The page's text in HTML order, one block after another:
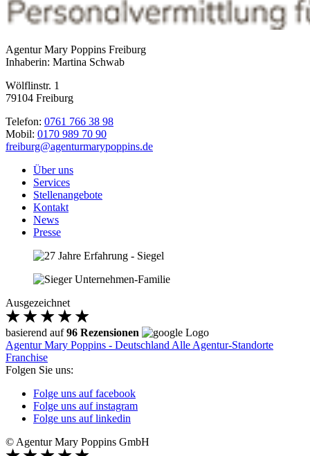
Agentur Mary Poppins Freiburg
Inhaberin: Martina Schwab
Wölflinstr. 1
79104 Freiburg
Telefon: 0761 766 38 98
Mobil: 0170 989 70 90
freiburg@agenturmarypoppins.de
Über uns
Services
Stellenangebote
Kontakt
News
Presse
Ausgezeichnet
basierend auf96 Rezensionen
Agentur Mary Poppins - DeutschlandAlle Agentur-Standorte
Franchise
Folgen Sie uns:
Folge uns auf facebook
Folge uns auf instagram
Folge uns auf linkedin
© Agentur Mary Poppins GmbH